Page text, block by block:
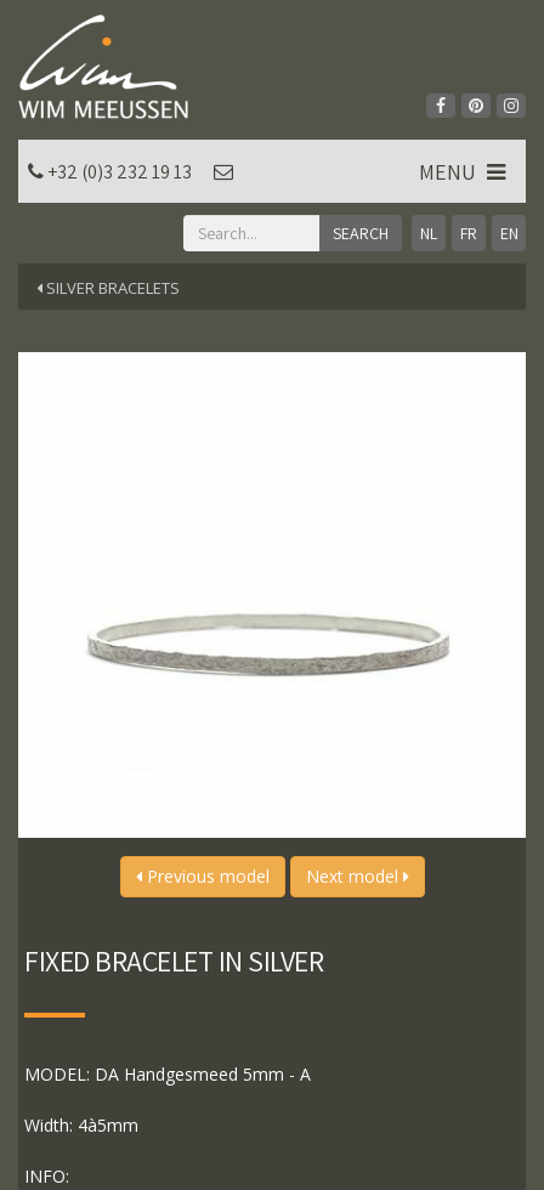
NL FR EN
+32 (0)3 232 19 13 MENU
SILVER BRACELETS
Previous model Next model
FIXED BRACELET IN SILVER
MODEL: DA Handgesmeed 5mm - A
Width: 4à5mm
INFO: